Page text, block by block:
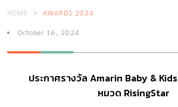
HOME AWARDS 2024
October 16, 2024
ประกาศรางวัล Amarin Baby &
หมวด RisingStar